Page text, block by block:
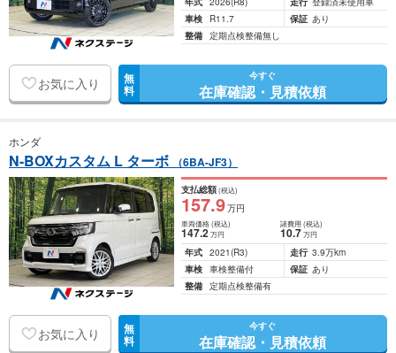
車検
R11.7 保証 あり
整備 定期点検整備無し
お気に入り 無
料
今すぐ
在庫確認・見積依頼
ホンダ
N-BOXカスタム L ターボ （6BA-JF3）
支払総額(税込)
157.9万円
車両価格(税込)
147.2万円
諸費用 (税込)
10.7 万円
年式 2021(R3) 走行 3.9万km
車検 車検整備付 保証 あり
整備 定期点検整備有
お気に入り 無
料
今すぐ
在庫確認・見積依頼